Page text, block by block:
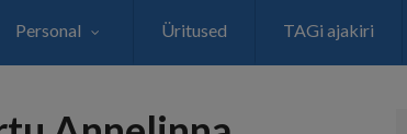
Personal Üritused TAGi ajakiri